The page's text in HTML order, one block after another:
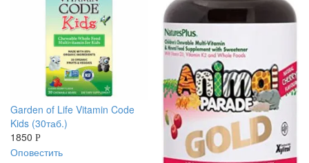
Garden of Life Vitamin Code
Kids (30таб.)
1850 Р
Оповестить